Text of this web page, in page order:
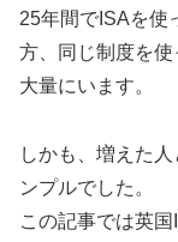
25年間でISAを使
方、同じ制度を
大量にいます。
しかも、増えた
ンプルでした。
この記事では英